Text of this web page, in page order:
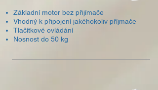
Základní motor bez přijímače
Vhodný k připojení jakéhokoliv příjmače
Tlačítkové ovládání
Nosnost do 50 kg